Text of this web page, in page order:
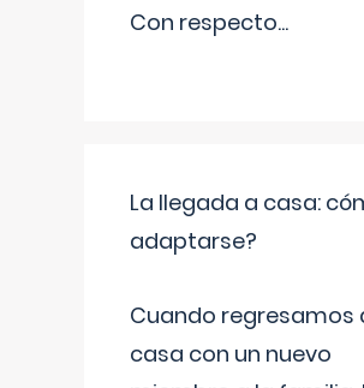
Con respecto...
La llegada a casa:
adaptarse?
Cuando regresamos
casa con un nuevo